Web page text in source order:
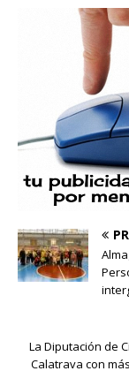
La Diputación de
Calatrava con